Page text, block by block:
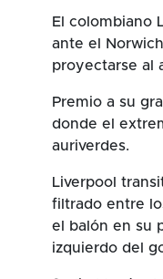
El colombiano
ante el
proyectarse al
Premio a su
donde el
auriverdes.
Liverpool
filtrado entre
el balón en su
izquierdo del